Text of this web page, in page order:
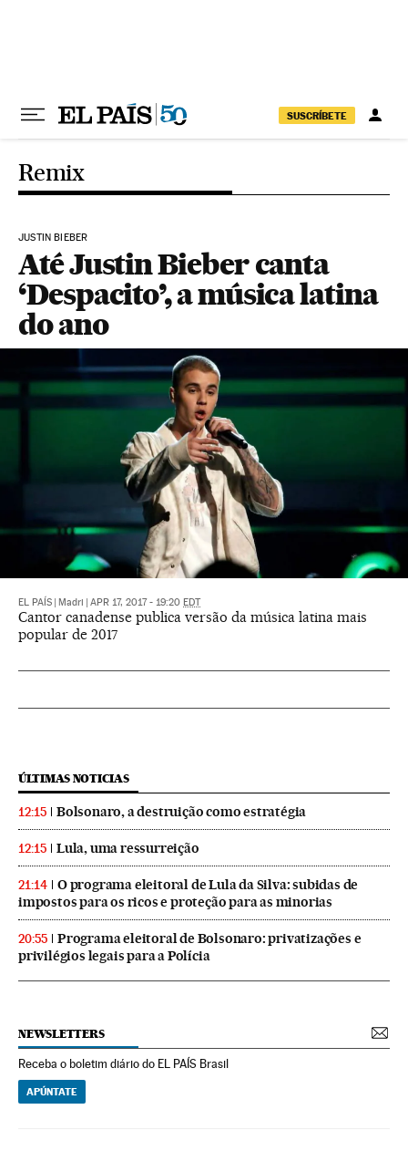
SUSCRÍBETE
Remix
JUSTIN BIEBER
Até Justin Bieber canta
‘Despacito’, a música latina
do ano
EL PAÍS Madri APR 17, 2017 - 19:20 EDT
Cantor canadense publica versão da música latina mais
popular de 2017
ÚLTIMAS NOTICIAS
12:15 Bolsonaro, a destruição como estratégia
12:15 Lula, uma ressurreição
21:14
O programa eleitoral de Lula da Silva: subidas de
impostos para os ricos e proteção para as minorias
20:55
Programa eleitoral de Bolsonaro: privatizações e
privilégios legais para a Polícia
NEWSLETTERS
Receba o boletim diário do EL PAÍS Brasil
APÚNTATE